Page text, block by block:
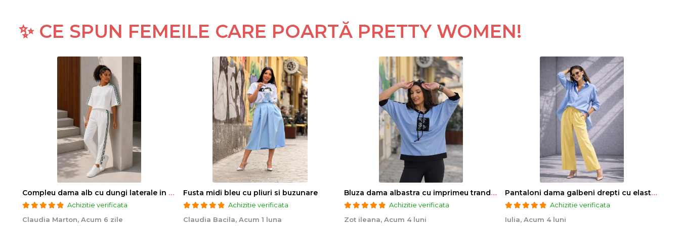
✨ CE SPUN FEMEILE CARE POARTĂ PRETTY WOMEN!
Compleu dama alb cu dungi laterale in nuante de verde si negru
Achizitie verificata
Claudia Marton, Acum 6 zile
Fusta midi bleu cu pliuri si buzunare
Achizitie verificata
Claudia Bacila, Acum 1 luna
Bluza dama albastra cu imprimeu trandafiri si snur la gat
Achizitie verificata
Zot ileana, Acum 4 luni
Pantaloni dama galbeni drepti cu elastic si snur in talie
Achizitie verificata
Iulia, Acum 4 luni